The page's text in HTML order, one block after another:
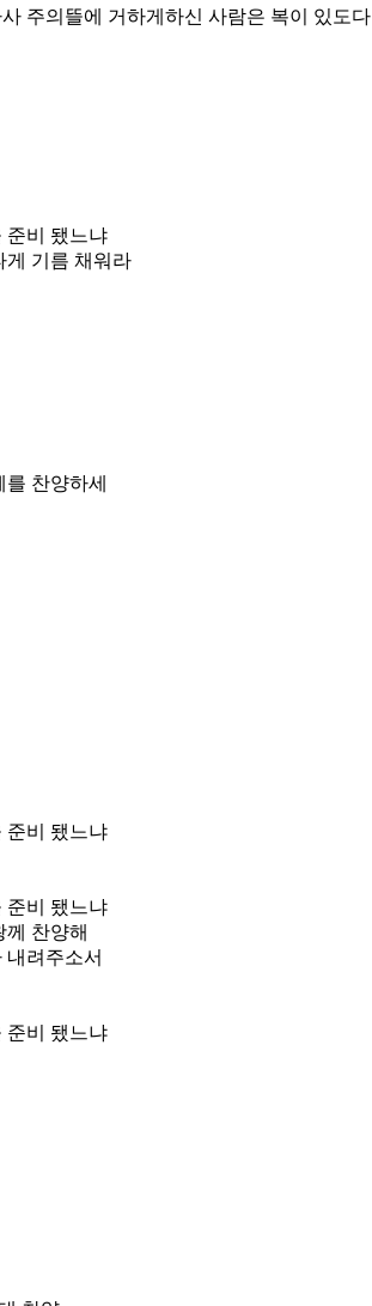
주의뜰에 거하게하신 사람은 복이 있도
준비 됐느냐
게 기름 채워라
찬양하세
준비 됐느냐
준비 됐느냐
찬양해
내려주소서
준비 됐느냐